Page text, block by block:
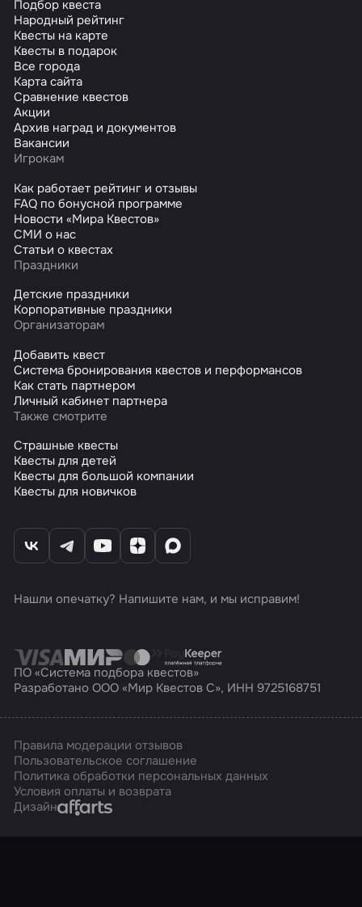
Подбор квеста
Народный рейтинг
Квесты на карте
Квесты в подарок
Все города
Карта сайта
Сравнение квестов
Акции
Архив наград и документов
Вакансии
Игрокам
Как работает рейтинг и отзывы
FAQ по бонусной программе
Новости «Мира Квестов»
СМИ о нас
Статьи о квестах
Праздники
Детские праздники
Корпоративные праздники
Организаторам
Добавить квест
Система бронирования квестов и перформансов
Как стать партнером
Личный кабинет партнера
Также смотрите
Страшные квесты
Квесты для детей
Квесты для большой компании
Квесты для новичков
Нашли опечатку? Напишите нам, и мы исправим!
ПО «Система подбора квестов»
Разработано ООО «Мир Квестов С», ИНН 9725168751
Правила модерации отзывов
Пользовательское соглашение
Политика обработки персональных данных
Условия оплаты и возврата
ДизайнAffarts